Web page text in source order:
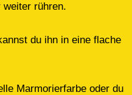
weiter rühren.
du ihn in eine flache
Marmorierfarbe oder du